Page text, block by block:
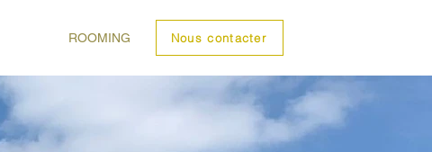
ROOMING Nous contacter